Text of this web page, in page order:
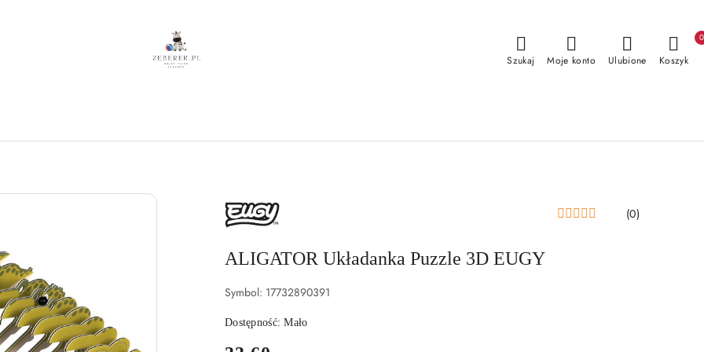
Szukaj Moje konto Ulubione Koszyk
0
NAZWA
PRODUCENTA:
EUGY (0)
ALIGATOR Układanka Puzzle 3D EUGY
Symbol: 17732890391
Dostępność:Mało